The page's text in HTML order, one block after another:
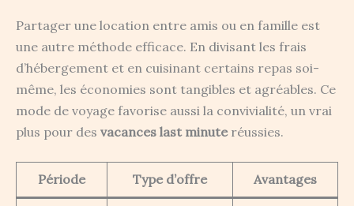
Partager une location entre amis ou en famille est
une autre méthode efficace. En divisant les frais
d’hébergement et en cuisinant certains repas soi-
même, les économies sont tangibles et agréables. Ce
mode de voyage favorise aussi la convivialité, un vrai
plus pour des vacances last minuteréussies.
Période Type d’offre Avantages